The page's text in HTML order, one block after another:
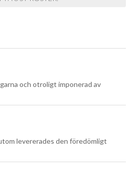
och otroligt imponerad av
levererades den föredömligt